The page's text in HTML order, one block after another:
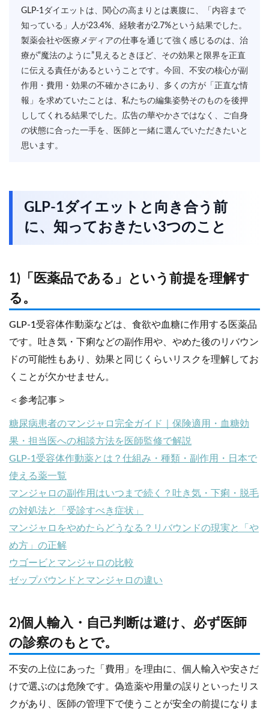
GLP-1ダイエットは、関心の高まりとは裏腹に、「内容まで
知っている」人が23.4%、経験者が2.7%という結果でした。
製薬会社や医療メディアの仕事を通じて強く感じるのは、治
療が“魔法のように”見えるときほど、その効果と限界を正直
に伝える責任があるということです。今回、不安の核心が副
作用・費用・効果の不確かさにあり、多くの方が「正直な情
報」を求めていたことは、私たちの編集姿勢そのものを後押
ししてくれる結果でした。広告の華やかさではなく、ご自身
の状態に合った一手を、医師と一緒に選んでいただきたいと
思います。
GLP-1ダイエットと向き合う前
に、知っておきたい3つのこと
1)「医薬品である」という前提を理解す
る。
GLP-1受容体作動薬などは、食欲や血糖に作用する医薬品
です。吐き気・下痢などの副作用や、やめた後のリバウン
ドの可能性もあり、効果と同じくらいリスクを理解してお
くことが欠かせません。
＜参考記事＞
糖尿病患者のマンジャロ完全ガイド｜保険適用・血糖効
果・担当医への相談方法を医師監修で解説
GLP-1受容体作動薬とは？仕組み・種類・副作用・日本で
使える薬一覧
マンジャロの副作用はいつまで続く？吐き気・下痢・脱毛
の対処法と「受診すべき症状」
マンジャロをやめたらどうなる？リバウンドの現実と「や
め方」の正解
ウゴービとマンジャロの比較
ゼップバウンドとマンジャロの違い
2)個人輸入・自己判断は避け、必ず医師
の診察のもとで。
不安の上位にあった「費用」を理由に、個人輸入や安さだ
けで選ぶのは危険です。偽造薬や用量の誤りといったリス
クがあり、医師の管理下で使うことが安全の前提になりま